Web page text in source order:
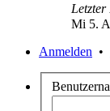
Mi 5.
Anmelden •